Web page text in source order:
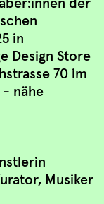
in
Design Store
70 im
nähe
Musiker